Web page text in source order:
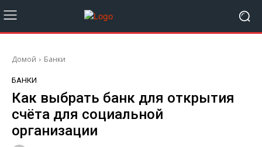
Домой Банки
БАНКИ
Как выбрать банк для открытия
счёта для социальной
организации